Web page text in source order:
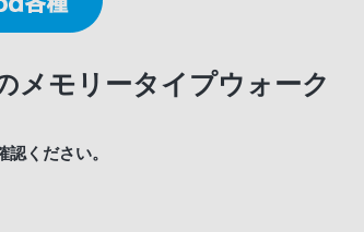
メモリータイプウォーク
ください。